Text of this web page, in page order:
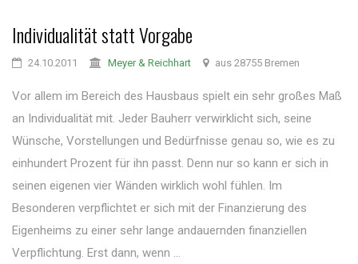
Individualität statt Vorgabe
24.10.2011 Meyer & Reichhart aus 28755 Bremen
Vor allem im Bereich des Hausbaus spielt ein sehr großes Maß
an Individualität mit. Jeder Bauherr verwirklicht sich, seine
Wünsche, Vorstellungen und Bedürfnisse genau so, wie es zu
einhundert Prozent für ihn passt. Denn nur so kann er sich in
seinen eigenen vier Wänden wirklich wohl fühlen. Im
Besonderen verpflichtet er sich mit der Finanzierung des
Eigenheims zu einer sehr lange andauernden finanziellen
Verpflichtung. Erst dann, wenn ...